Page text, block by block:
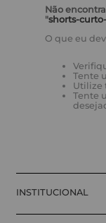
Não
"shorts-
O que eu
Tente
Utilize
Tente
INSTITUCIONAL